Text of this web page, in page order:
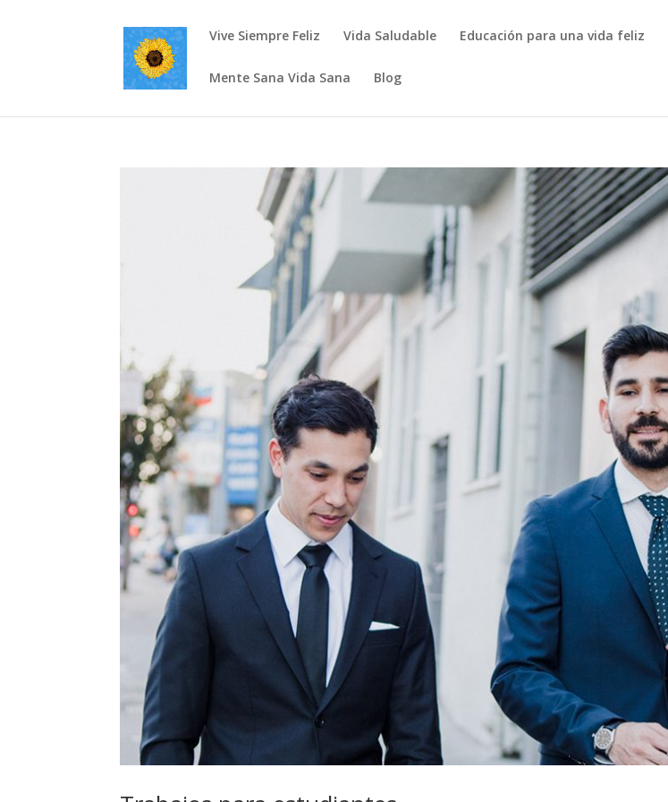
Vive Siempre Feliz Vida Saludable Educación para una vida feliz
Mente Sana Vida Sana Blog